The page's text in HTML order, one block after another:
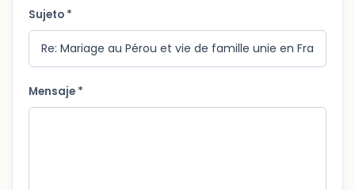
Sujeto *
Mensaje *